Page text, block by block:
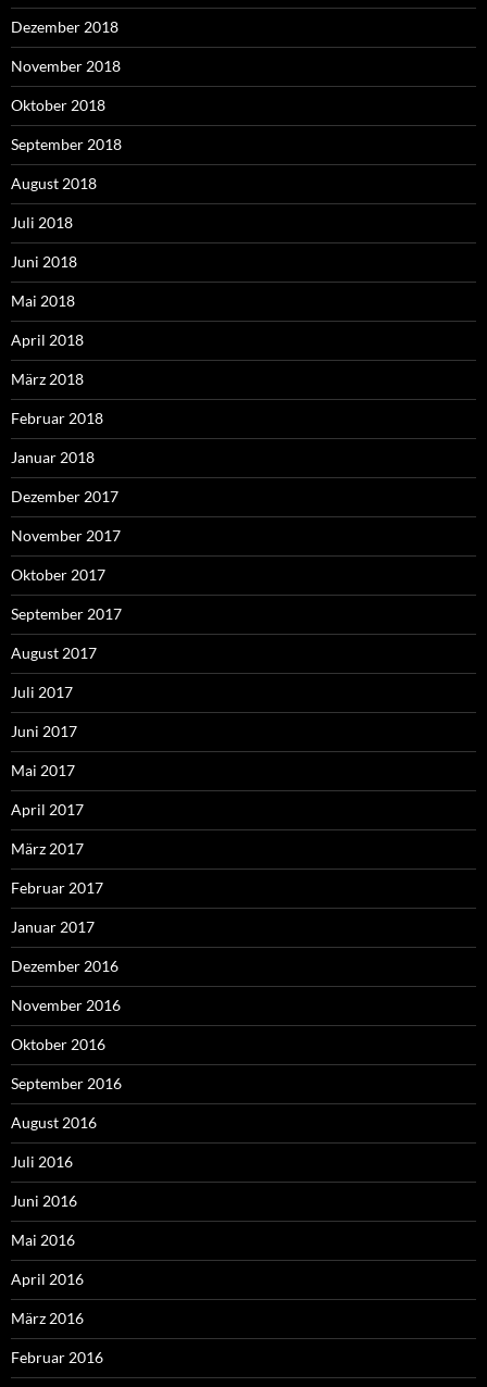
Dezember 2018
November 2018
Oktober 2018
September 2018
August 2018
Juli 2018
Juni 2018
Mai 2018
April 2018
März 2018
Februar 2018
Januar 2018
Dezember 2017
November 2017
Oktober 2017
September 2017
August 2017
Juli 2017
Juni 2017
Mai 2017
April 2017
März 2017
Februar 2017
Januar 2017
Dezember 2016
November 2016
Oktober 2016
September 2016
August 2016
Juli 2016
Juni 2016
Mai 2016
April 2016
März 2016
Februar 2016